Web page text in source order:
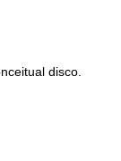
disco.